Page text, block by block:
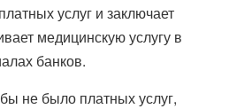
услуг и заключает
медицинскую услугу в
банков.
не было платных услуг,